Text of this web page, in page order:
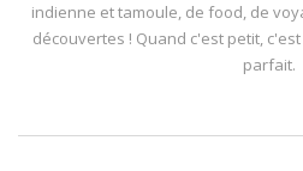
indienne et tamoule, de food, de
découvertes ! Quand c'est petit,
parfait.